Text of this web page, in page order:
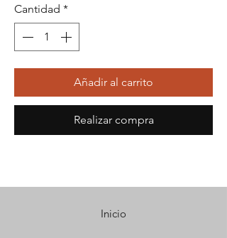
Cantidad *
Añadir al carrito
Realizar compra
Inicio